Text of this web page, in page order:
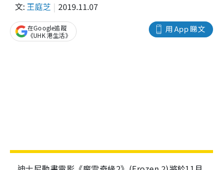
文: 王庭芝 2019.11.07
用 App 睇文
在Google追蹤
《UHK 港生活》